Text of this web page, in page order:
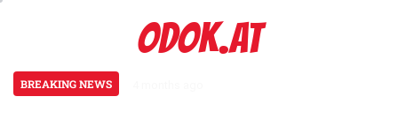
ODOK.AT
BREAKING NEWS